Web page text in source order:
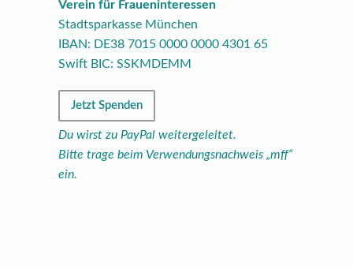
Verein für Fraueninteressen
Stadtsparkasse München
IBAN: DE38 7015 0000 0000 4301 65
Swift BIC: SSKMDEMM
Jetzt Spenden
Du wirst zu PayPal weitergeleitet.
Bitte trage beim Verwendungsnachweis „mff“
ein.